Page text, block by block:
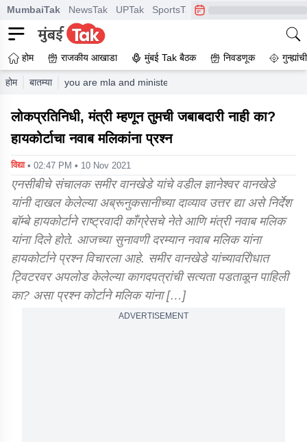
MumbaiTak NewsTak UPTak SportsTak CrimeTak
होम राजकीय आखाडा मुंबई Tak बैठक निवडणूक
होम बातम्या you are mla and minister if you verified information
लोकप्रतिनिधी, मंत्री म्हणून तुमची जबाबदारी नाही का?
हायकोर्टाचा नवाब मलिकांना प्रश्न
विद्या • 02:47 PM • 10 Nov 2021
एनसीबीचे संचालक समीर वानखेडे यांचे वडील ज्ञानेश्वर वानखेडे
यांनी दाखल केलेल्या अब्रूनुकसानीच्या दाव्याव उत्तर द्या असे निर्देश
बॉम्बे हायकोर्टाने राष्ट्रवादी काँग्रेसचे नेते आणि मंत्री नवाब मलिक
यांना दिले होते. आजच्या सुनावणी दरम्यान नवाब मलिक यांना
हायकोर्टाने प्रश्न विचारला आहे. समीर वानखेडे यांच्यावरिोधात
ट्विटरवर अपलोड केलेल्या कागदपत्रांची सत्यता पडताळून पाहिली
का? असा प्रश्न कोर्टाने मलिक यांना […]
ADVERTISEMENT